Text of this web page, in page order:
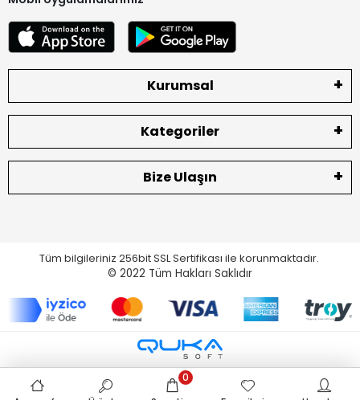
Kurumsal
Kategoriler
Bize Ulaşın
Tüm bilgileriniz 256bit SSL Sertifikası ile korunmaktadır.
© 2022 Tüm Hakları Saklıdır
0